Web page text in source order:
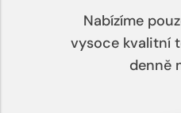
Nabízíme
vysoce kvalitní
denně